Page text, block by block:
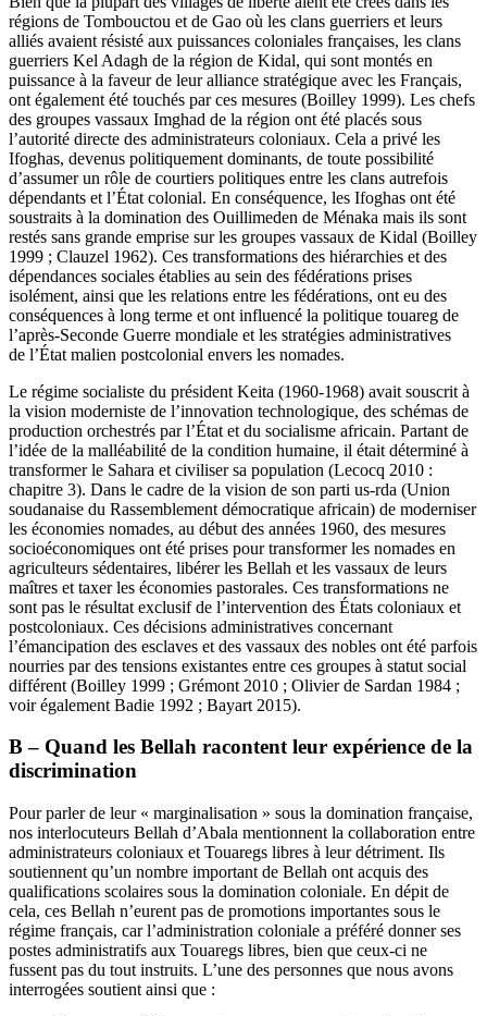
régions de Tombouctou et de Gao où les clans guerriers et leurs
alliés avaient résisté aux puissances coloniales françaises, les clans
guerriers Kel Adagh de la région de Kidal, qui sont montés en
puissance à la faveur de leur alliance stratégique avec les Français,
ont également été touchés par ces mesures (Boilley 1999). Les chefs
des groupes vassaux Imghad de la région ont été placés sous
l’autorité directe des administrateurs coloniaux. Cela a privé les
Ifoghas, devenus politiquement dominants, de toute possibilité
d’assumer un rôle de courtiers politiques entre les clans autrefois
dépendants et l’État colonial. En conséquence, les Ifoghas ont été
soustraits à la domination des Ouillimeden de Ménaka mais ils sont
restés sans grande emprise sur les groupes vassaux de Kidal (Boilley
1999 ; Clauzel 1962). Ces transformations des hiérarchies et des
dépendances sociales établies au sein des fédérations prises
isolément, ainsi que les relations entre les fédérations, ont eu des
conséquences à long terme et ont influencé la politique touareg de
l’après-Seconde Guerre mondiale et les stratégies administratives
de l’État malien postcolonial envers les nomades.
Le régime socialiste du président Keita (1960-1968) avait souscrit à
la vision moderniste de l’innovation technologique, des schémas de
production orchestrés par l’État et du socialisme africain. Partant de
l’idée de la malléabilité de la condition humaine, il était déterminé à
transformer le Sahara et civiliser sa population (Lecocq 2010 :
chapitre 3). Dans le cadre de la vision de son parti us-rda (Union
soudanaise du Rassemblement démocratique africain) de moderniser
les économies nomades, au début des années 1960, des mesures
socioéconomiques ont été prises pour transformer les nomades en
agriculteurs sédentaires, libérer les Bellah et les vassaux de leurs
maîtres et taxer les économies pastorales. Ces transformations ne
sont pas le résultat exclusif de l’intervention des États coloniaux et
postcoloniaux. Ces décisions administratives concernant
l’émancipation des esclaves et des vassaux des nobles ont été parfois
nourries par des tensions existantes entre ces groupes à statut social
différent (Boilley 1999 ; Grémont 2010 ; Olivier de Sardan 1984 ;
voir également Badie 1992 ; Bayart 2015).
B – Quand les Bellah racontent leur expérience de la
discrimination
Pour parler de leur « marginalisation » sous la domination française,
nos interlocuteurs Bellah d’Abala mentionnent la collaboration entre
administrateurs coloniaux et Touaregs libres à leur détriment. Ils
soutiennent qu’un nombre important de Bellah ont acquis des
qualifications scolaires sous la domination coloniale. En dépit de
cela, ces Bellah n’eurent pas de promotions importantes sous le
régime français, car l’administration coloniale a préféré donner ses
postes administratifs aux Touaregs libres, bien que ceux-ci ne
fussent pas du tout instruits. L’une des personnes que nous avons
interrogées soutient ainsi que :